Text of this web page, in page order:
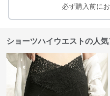
必ず購入前に
ショーツハイウエストの人